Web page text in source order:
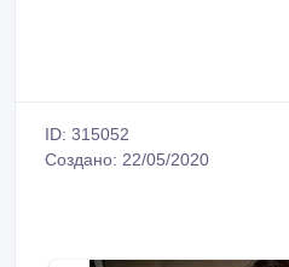
ID: 315052
Создано: 22/05/2020